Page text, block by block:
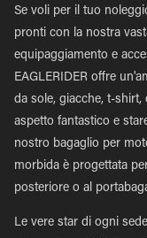
Se voli per il tuo
pronti con la nostra
equipaggiamento e
EAGLERIDER offre
da sole, giacche, t-shirt,
aspetto fantastico e
nostro bagaglio per
morbida è progettata
posteriore o al
Le vere star di ogni